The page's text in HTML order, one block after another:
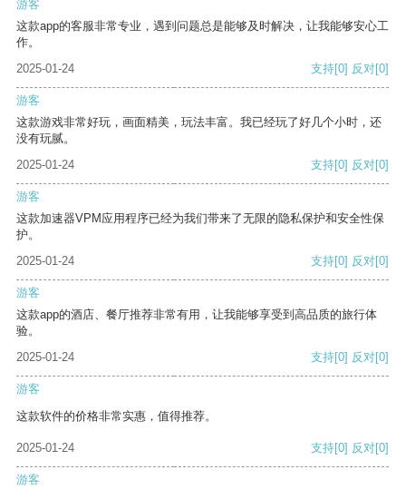
游客
这款app的客服非常专业，遇到问题总是能够及时解决，让我能够安心工
作。
2025-01-24
支持[0] 反对[0]
游客
这款游戏非常好玩，画面精美，玩法丰富。我已经玩了好几个小时，还
没有玩腻。
2025-01-24
支持[0] 反对[0]
游客
这款加速器VPM应用程序已经为我们带来了无限的隐私保护和安全性保
护。
2025-01-24
支持[0] 反对[0]
游客
这款app的酒店、餐厅推荐非常有用，让我能够享受到高品质的旅行体
验。
2025-01-24
支持[0] 反对[0]
游客
这款软件的价格非常实惠，值得推荐。
2025-01-24 支持[0] 反对[0]
游客